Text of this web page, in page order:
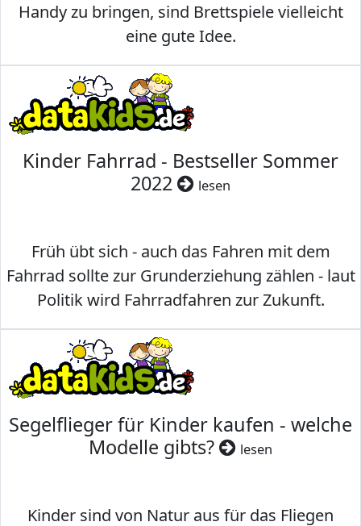
Handy zu bringen, sind Brettspiele vielleicht
eine gute Idee.
Kinder Fahrrad - Bestseller Sommer
2022
lesen
Früh übt sich - auch das Fahren mit dem
Fahrrad sollte zur Grunderziehung zählen - laut
Politik wird Fahrradfahren zur Zukunft.
Segelflieger für Kinder kaufen - welche
Modelle gibts?
lesen
Kinder sind von Natur aus für das Fliegen